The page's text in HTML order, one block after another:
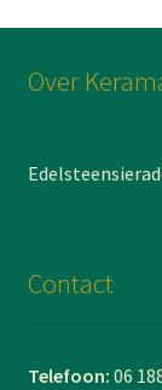
Over
Contact
Telefoon: 06